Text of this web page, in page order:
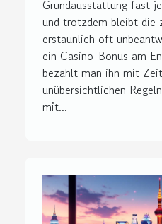
Grundausstattung fast
und trotzdem bleibt die
erstaunlich oft
ein Casino-Bonus am
bezahlt man ihn mit
unübersichtlichen
mit...